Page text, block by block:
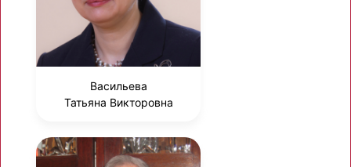
Васильева
Татьяна Викторовна